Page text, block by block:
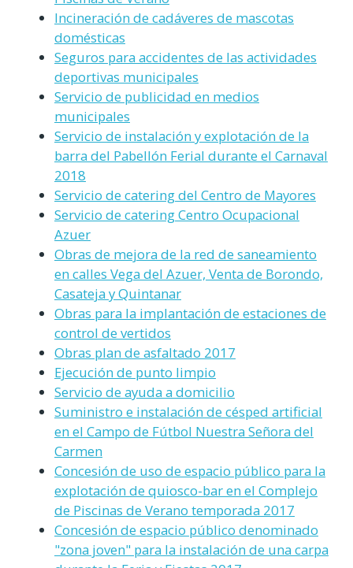
Incineración de cadáveres de mascotas
domésticas
Seguros para accidentes de las actividades
deportivas municipales
Servicio de publicidad en medios
municipales
Servicio de instalación y explotación de la
barra del Pabellón Ferial durante el Carnaval
2018
Servicio de catering del Centro de Mayores
Servicio de catering Centro Ocupacional
Azuer
Obras de mejora de la red de saneamiento
en calles Vega del Azuer, Venta de Borondo,
Casateja y Quintanar
Obras para la implantación de estaciones de
control de vertidos
Obras plan de asfaltado 2017
Ejecución de punto limpio
Servicio de ayuda a domicilio
Suministro e instalación de césped artificial
en el Campo de Fútbol Nuestra Señora del
Carmen
Concesión de uso de espacio público para la
explotación de quiosco-bar en el Complejo
de Piscinas de Verano temporada 2017
Concesión de espacio público denominado
"zona joven" para la instalación de una carpa